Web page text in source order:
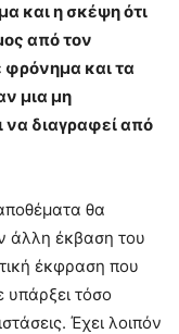
και η σκέψη ότι
από τον
φρόνημα και τα
μια μη
να διαγραφεί από
θα
άλλη έκβαση του
έκφραση που
υπάρξει τόσο
Έχει λοιπόν